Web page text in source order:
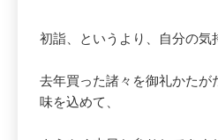
初詣、というより、自分の気
去年買った諸々を御礼かたが
味を込めて、